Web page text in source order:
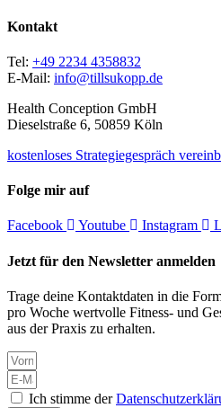
Kontakt
Tel: +49 2234 4358832
E-Mail: info@tillsukopp.de
Health Conception GmbH
Dieselstraße 6, 50859 Köln
kostenloses Strategiegespräch
Folge mir auf
Facebook Youtube Instagram
Jetzt für den Newsletter anmelden
Trage deine Kontaktdaten in die
pro Woche wertvolle Fitness- und
aus der Praxis zu erhalten.
Ich stimme der